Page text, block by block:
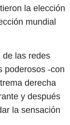
la elección
mundial
de las redes
poderosos -con
derecha
y después
la sensación